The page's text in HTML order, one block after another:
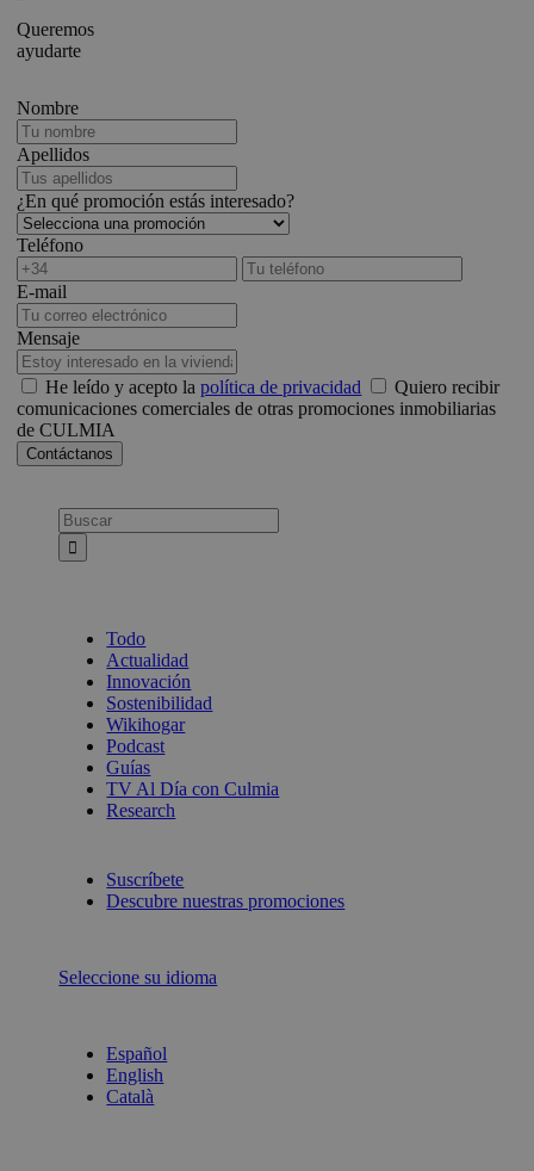
Queremos
ayudarte
Nombre
Apellidos
¿En qué promoción estás interesado?
Teléfono
E-mail
Mensaje
He leído y acepto lapolítica de privacidad
Quiero recibir
comunicaciones comerciales de otras promociones inmobiliarias
de CULMIA
Busca:
Todo
Actualidad
Innovación
Sostenibilidad
Wikihogar
Podcast
Guías
TV Al Día con Culmia
Research
Suscríbete
Descubre nuestras promociones
Seleccione su idioma
Español
English
Català